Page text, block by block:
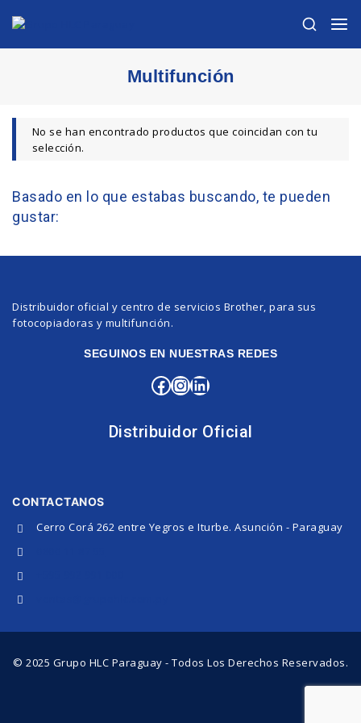
Multifunción
No se han encontrado productos que coincidan con tu
selección.
Basado en lo que estabas buscando, te pueden
gustar:
Distribuidor oficial y centro de servicios Brother, para sus
fotocopiadoras y multifunción.
SEGUINOS EN NUESTRAS REDES
Distribuidor Oficial
CONTACTANOS
Cerro Corá 262 entre Yegros e Iturbe. Asunción - Paraguay
© 2025 Grupo HLC Paraguay - Todos Los Derechos Reservados.